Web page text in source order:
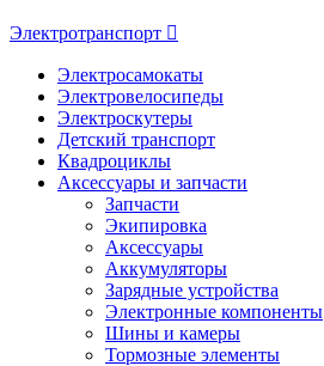
Электротранспорт
Электросамокаты
Электровелосипеды
Электроскутеры
Детский транспорт
Квадроциклы
Аксессуары и запчасти
Запчасти
Экипировка
Аксессуары
Аккумуляторы
Зарядные устройства
Электронные компоненты
Шины и камеры
Тормозные элементы